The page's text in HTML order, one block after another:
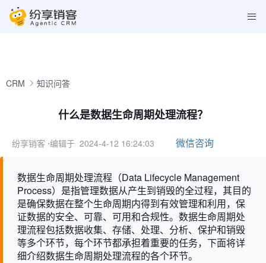
CRM 知识问答
什么是数据生命周期处理流程？
纷享销客 ⋅编辑于 2024-4-12 16:24:03 微信咨询
数据生命周期处理流程（Data Lifecycle Management
Process）是指管理数据从产生到销毁的全过程，其目的
是确保数据在整个生命周期内得到有效管理和利用，保
证数据的安全、可靠、可用和合规性。数据生命周期处
理流程包括数据收集、存储、处理、分析、保护和销毁
等多个环节，每个环节都承担着重要的任务，下面将详
细介绍数据生命周期处理流程的各个环节。